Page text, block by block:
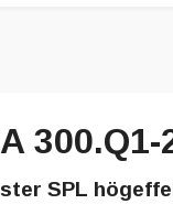
300.Q1-
SPL